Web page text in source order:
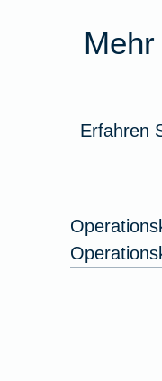
Erfahren